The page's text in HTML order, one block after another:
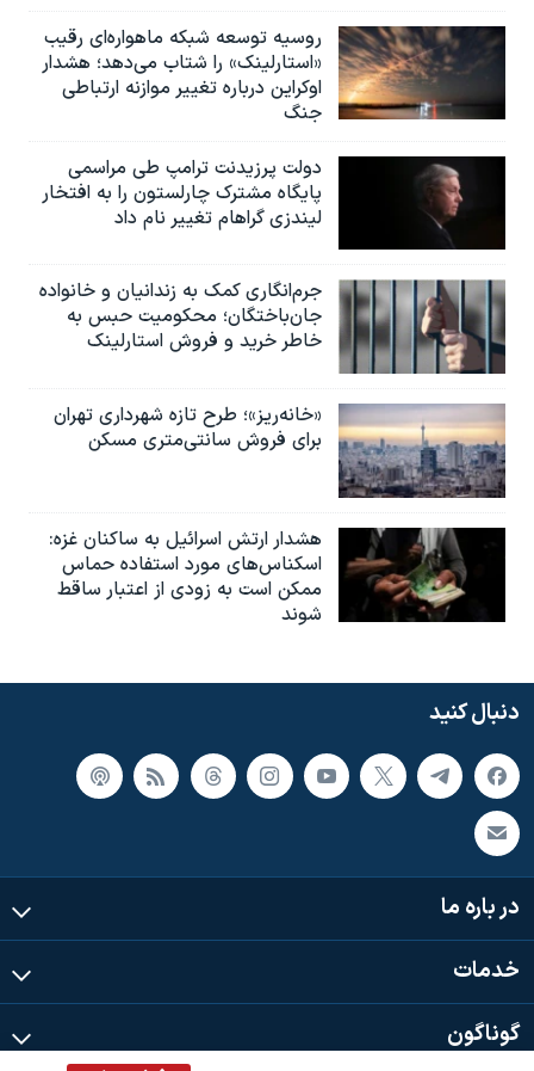
روسیه توسعه شبکه ماهواره‌ای رقیب
«استارلینک» را شتاب می‌دهد؛ هشدار
اوکراین درباره تغییر موازنه ارتباطی
جنگ
دولت پرزیدنت ترامپ طی مراسمی
پایگاه مشترک چارلستون را به افتخار
لیندزی گراهام تغییر نام داد
جرم‌انگاری کمک به زندانیان و خانواده
جان‌باختگان؛ محکومیت حبس به‌
خاطر خرید و فروش استارلینک
«خانه‌ریز»؛ طرح تازه شهرداری تهران
برای فروش سانتی‌متری مسکن
هشدار ارتش اسرائیل به ساکنان غزه:
اسکناس‌های مورد استفاده حماس
ممکن است به‌ زودی از اعتبار ساقط
شوند
دنبال کنید
در باره ما
خدمات
گوناگون